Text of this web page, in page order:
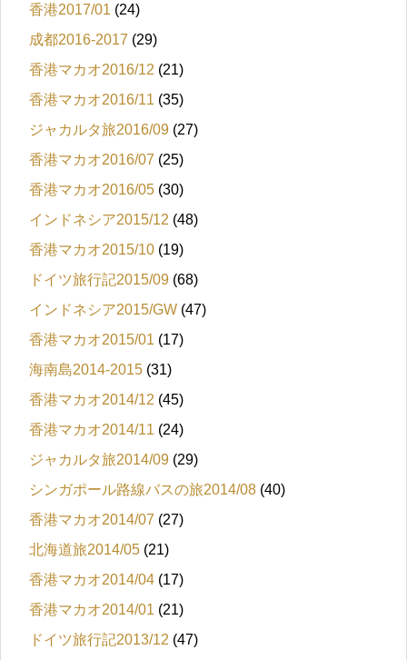
香港2017/01 (24)
成都2016-2017 (29)
香港マカオ2016/12 (21)
香港マカオ2016/11 (35)
ジャカルタ旅2016/09 (27)
香港マカオ2016/07 (25)
香港マカオ2016/05 (30)
インドネシア2015/12 (48)
香港マカオ2015/10 (19)
ドイツ旅行記2015/09 (68)
インドネシア2015/GW (47)
香港マカオ2015/01 (17)
海南島2014-2015 (31)
香港マカオ2014/12 (45)
香港マカオ2014/11 (24)
ジャカルタ旅2014/09 (29)
シンガポール路線バスの旅2014/08 (40)
香港マカオ2014/07 (27)
北海道旅2014/05 (21)
香港マカオ2014/04 (17)
香港マカオ2014/01 (21)
ドイツ旅行記2013/12 (47)